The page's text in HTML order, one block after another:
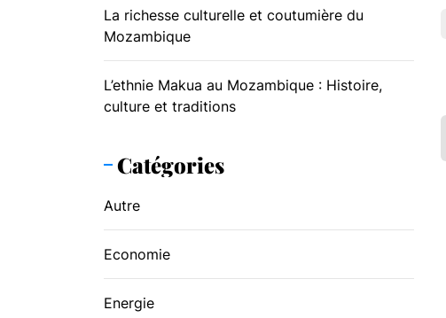
La richesse culturelle et coutumière du
Mozambique
L’ethnie Makua au Mozambique : Histoire,
culture et traditions
Catégories
Autre
Economie
Energie